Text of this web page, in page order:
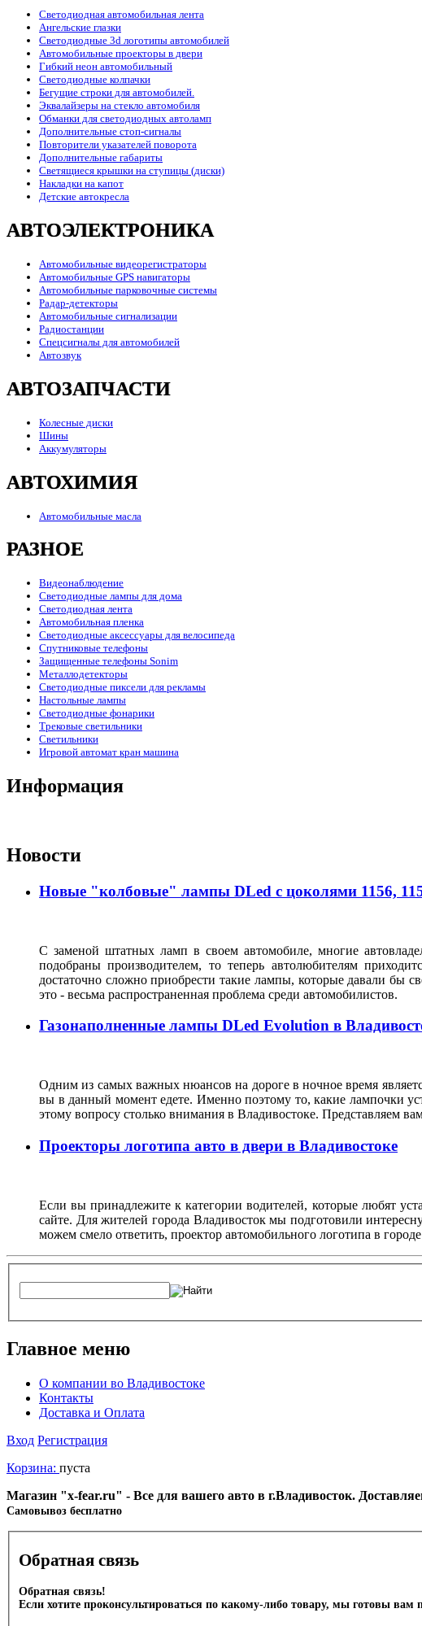
Светодиодная автомобильная лента
Ангельские глазки
Светодиодные 3d логотипы автомобилей
Автомобильные проекторы в двери
Гибкий неон автомобильный
Светодиодные колпачки
Бегущие строки для автомобилей.
Эквалайзеры на стекло автомобиля
Обманки для светодиодных автоламп
Дополнительные стоп-сигналы
Повторители указателей поворота
Дополнительные габариты
Светящиеся крышки на ступицы (диски)
Накладки на капот
Детские автокресла
АВТОЭЛЕКТРОНИКА
Автомобильные видеорегистраторы
Автомобильные GPS навигаторы
Автомобильные парковочные системы
Радар-детекторы
Автомобильные сигнализации
Радиостанции
Спецсигналы для автомобилей
Автозвук
АВТОЗАПЧАСТИ
Колесные диски
Шины
Аккумуляторы
АВТОХИМИЯ
Автомобильные масла
РАЗНОЕ
Видеонаблюдение
Светодиодные лампы для дома
Светодиодная лента
Автомобильная пленка
Светодиодные аксессуары для велосипеда
Спутниковые телефоны
Защищенные телефоны Sonim
Металлодетекторы
Светодиодные пиксели для рекламы
Настольные лампы
Светодиодные фонарики
Трековые светильники
Светильники
Игровой автомат кран машина
Информация
Новости
Новые "колбовые" лампы DLed с цоколями 1156,
С заменой штатных ламп в своем автомобиле, многие
подобраны производителем, то теперь автолюбителям
достаточно сложно приобрести такие лампы, которые давали бы
это - весьма распространенная проблема среди автомобилистов.
Газонаполненные лампы DLed Evolution в
Одним из самых важных нюансов на дороге в ночное время
вы в данный момент едете. Именно поэтому то, какие лампочки
этому вопросу столько внимания в Владивостоке. Представляем
Проекторы логотипа авто в двери в Владивостоке
Если вы принадлежите к категории водителей, которые любят
сайте. Для жителей города Владивосток мы подготовили
можем смело ответить, проектор автомобильного логотипа в
Главное меню
О компании во Владивостоке
Контакты
Доставка и Оплата
Вход Регистрация
Корзина: пуста
Магазин "x-fear.ru" - Все для вашего авто в г.Владивосток.
Cамовывоз бесплатно
Обратная связь
Обратная связь!
Если хотите проконсультироваться по какому-либо товару, мы готовы вам